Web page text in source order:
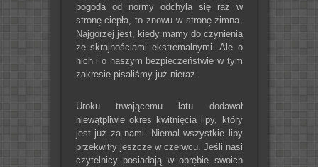
pogoda od normy odchyla się raz w
stronę ciepła, to znowu w stronę zimna.
Najgorzej jest, kiedy mamy do czynienia
ze skrajnościami ekstremalnymi. Ale o
nich i o naszym bezpieczeństwie w tym
zakresie pisaliśmy już nieraz.
Uroku trwającemu latu dodawał
niewątpliwie okres kwitnięcia lipy, który
jest już za nami. Niemal wszystkie lipy
przekwitły jeszcze w czerwcu. Jeśli nasi
czytelnicy posiadają w obrębie swoich